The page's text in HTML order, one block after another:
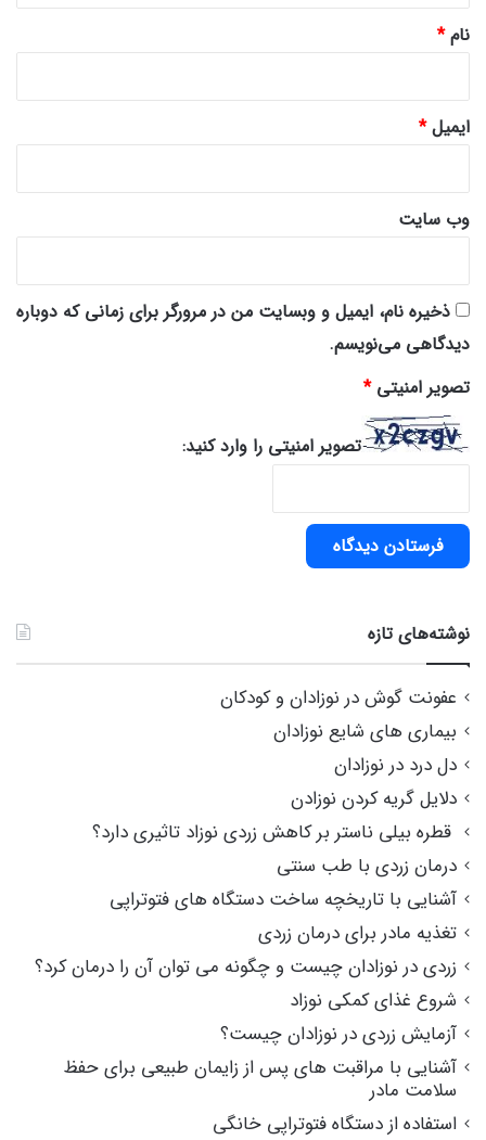
نام*
ایمیل*
وب‌ سایت
ذخیره نام، ایمیل و وبسایت من در مرورگر برای زمانی که دوباره
دیدگاهی می‌نویسم.
تصویر امنیتی*
تصویر امنیتی را وارد کنید:
نوشته‌های تازه
عفونت گوش در نوزادان و کودکان
بیماری های شایع نوزادان
دل درد در نوزادان
دلایل گریه کردن نوزادن
قطره بیلی ناستر بر کاهش زردی نوزاد تاثیری دارد؟
درمان زردی با طب سنتی
آشنایی با تاریخچه ساخت دستگاه های فتوتراپی
تغذیه مادر برای درمان زردی
زردی در نوزادان چیست و چگونه می توان آن را درمان کرد؟
شروع غذای کمکی نوزاد
آزمایش زردی در نوزادان چیست؟
آشنایی با مراقبت های پس از زایمان طبیعی برای حفظ
سلامت مادر
استفاده از دستگاه فتوتراپی خانگی